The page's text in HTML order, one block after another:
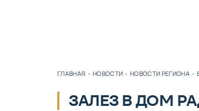
ГЛАВНАЯ - НОВОСТИ - НОВОСТИ РЕГИОНА -
ЗАЛЕЗ В ДОМ